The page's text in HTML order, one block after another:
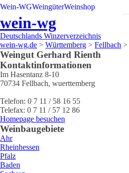
Wein-WGWeingüterWeinshop
wein-wg
Deutschlands Winzerverzeichnis
wein-wg.de > Württemberg > Fellbach >
Weingut Gerhard Rienth
Kontaktinformationen
Im Hasentanz 8-10
70734 Fellbach, wuerttemberg
Telefon: 0 7 11 / 58 16 55
Telefax: 0 7 11 / 57 12 86
Homepage besuchen
Weinbaugebiete
Ahr
Rheinhessen
Pfalz
Baden